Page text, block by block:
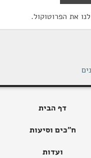
את הפרוטוקול.
דף הבית
ח"כים וסיעות
ועדות